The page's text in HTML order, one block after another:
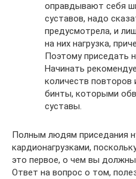
оправдывают себя
суставов, надо
предусмотрела, и
на них нагрузка,
Поэтому приседать
Начинать
количеств повторов
бинты, которыми
суставы.
Полным людям приседания
кардионагрузками,
это первое, о чем вы
Ответ на вопрос о том,